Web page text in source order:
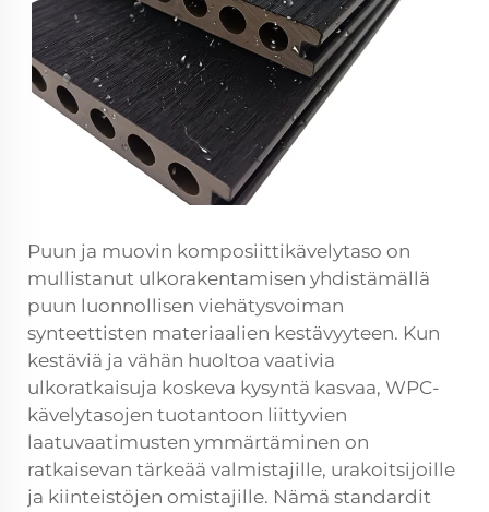
Puun ja muovin komposiittikävelytaso on
mullistanut ulkorakentamisen yhdistämällä
puun luonnollisen viehätysvoiman
synteettisten materiaalien kestävyyteen. Kun
kestäviä ja vähän huoltoa vaativia
ulkoratkaisuja koskeva kysyntä kasvaa, WPC-
kävelytasojen tuotantoon liittyvien
laatuvaatimusten ymmärtäminen on
ratkaisevan tärkeää valmistajille, urakoitsijoille
ja kiinteistöjen omistajille. Nämä standardit